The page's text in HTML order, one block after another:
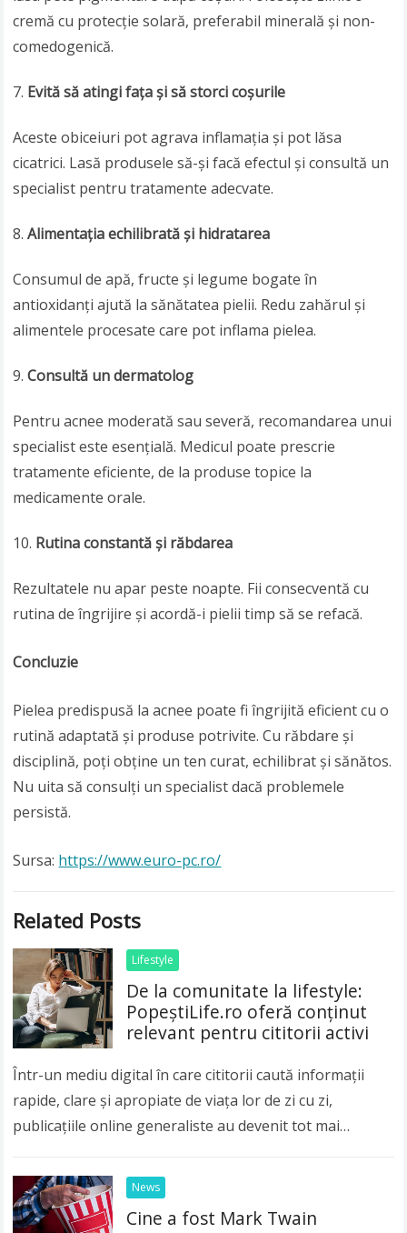
cremă cu protecție solară, preferabil minerală și non-
comedogenică.
Evită să atingi fața și să storci coșurile
Aceste obiceiuri pot agrava inflamația și pot lăsa
cicatrici. Lasă produsele să-și facă efectul și consultă un
specialist pentru tratamente adecvate.
Alimentația echilibrată și hidratarea
Consumul de apă, fructe și legume bogate în
antioxidanți ajută la sănătatea pielii. Redu zahărul și
alimentele procesate care pot inflama pielea.
Consultă un dermatolog
Pentru acnee moderată sau severă, recomandarea unui
specialist este esențială. Medicul poate prescrie
tratamente eficiente, de la produse topice la
medicamente orale.
Rutina constantă și răbdarea
Rezultatele nu apar peste noapte. Fii consecventă cu
rutina de îngrijire și acordă-i pielii timp să se refacă.
Concluzie
Pielea predispusă la acnee poate fi îngrijită eficient cu o
rutină adaptată și produse potrivite. Cu răbdare și
disciplină, poți obține un ten curat, echilibrat și sănătos.
Nu uita să consulți un specialist dacă problemele
persistă.
Sursa: https://www.euro-pc.ro/
Related Posts
Lifestyle
De la comunitate la lifestyle:
PopeștiLife.ro oferă conținut
relevant pentru cititorii activi
Într-un mediu digital în care cititorii caută informații
rapide, clare și apropiate de viața lor de zi cu zi,
publicațiile online generaliste au devenit tot mai
News
Cine a fost Mark Twain